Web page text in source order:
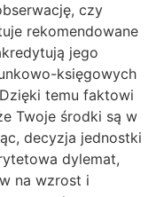
czy
rekomendowane
jego
księgowych
temu faktowi
Twoje środki są w
decyzja jednostki
dylemat,
na wzrost i